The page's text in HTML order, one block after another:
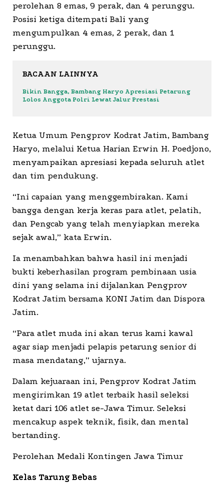
perolehan 8 emas, 9 perak, dan 4 perunggu.
Posisi ketiga ditempati Bali yang
mengumpulkan 4 emas, 2 perak, dan 1
perunggu.
BACAAN LAINNYA
Bikin Bangga, Bambang Haryo Apresiasi Petarung
Lolos Anggota Polri Lewat Jalur Prestasi
Ketua Umum Pengprov Kodrat Jatim, Bambang
Haryo, melalui Ketua Harian Erwin H. Poedjono,
menyampaikan apresiasi kepada seluruh atlet
dan tim pendukung.
“Ini capaian yang menggembirakan. Kami
bangga dengan kerja keras para atlet, pelatih,
dan Pengcab yang telah menyiapkan mereka
sejak awal,” kata Erwin.
Ia menambahkan bahwa hasil ini menjadi
bukti keberhasilan program pembinaan usia
dini yang selama ini dijalankan Pengprov
Kodrat Jatim bersama KONI Jatim dan Dispora
Jatim.
“Para atlet muda ini akan terus kami kawal
agar siap menjadi pelapis petarung senior di
masa mendatang,” ujarnya.
Dalam kejuaraan ini, Pengprov Kodrat Jatim
mengirimkan 19 atlet terbaik hasil seleksi
ketat dari 106 atlet se-Jawa Timur. Seleksi
mencakup aspek teknik, fisik, dan mental
bertanding.
Perolehan Medali Kontingen Jawa Timur
Kelas Tarung Bebas